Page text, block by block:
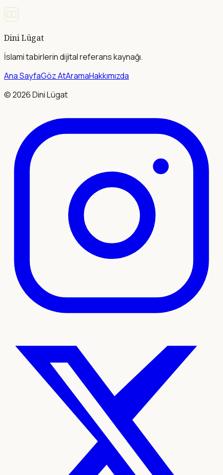
Dini Lügat
İslami tabirlerin dijital referans kaynağı.
Ana SayfaGöz AtAramaHakkımızda
©2026Dini Lügat